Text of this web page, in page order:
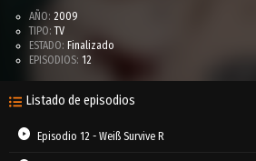
AÑO: 2009
TIPO: TV
ESTADO: Finalizado
EPISODIOS: 12
Listado de episodios
Episodio 12 - Weiß Survive R